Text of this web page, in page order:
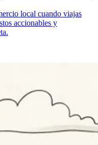
local cuando viajas
accionables y